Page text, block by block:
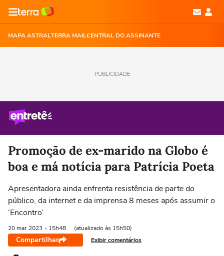
MAPA ASTRALTERRA MAILCENTRAL DO ASSINANTE
PUBLICIDADE
Promoção de ex-marido na Globo é
boa e má notícia para Patrícia Poeta
Apresentadora ainda enfrenta resistência de parte do
público, da internet e da imprensa 8 meses após assumir o
‘Encontro’
20 mar 2023 - 15h48 (atualizado às 15h50)
Compartilhar Exibir comentários